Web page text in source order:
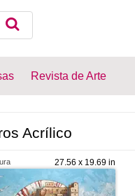
Revista de Arte
Acrílico
27.56 x 19.69 in